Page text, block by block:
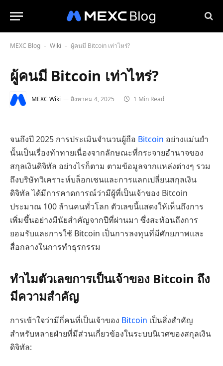
MEXC Blog - Wiki - ผู้คนมี Bitcoin เท่าไหร่?
ผู้คนมี Bitcoin เท่าไหร่?
MEXC Wiki สิงหาคม 4, 2025 1 Min Read
จนถึงปี 2025 การประเมินจำนวนผู้ถือ Bitcoin อย่างแม่นยำ
นั้นเป็นเรื่องท้าทายเนื่องจากลักษณะที่กระจายอำนาจของ
สกุลเงินดิจิทัล อย่างไรก็ตาม ตามข้อมูลจากแหล่งต่างๆ รวม
ถึงบริษัทวิเคราะห์บล็อกเชนและการแลกเปลี่ยนสกุลเงิน
ดิจิทัล ได้มีการคาดการณ์ว่ามีผู้ที่เป็นเจ้าของ Bitcoin
ประมาณ 100 ล้านคนทั่วโลก ตัวเลขนี้แสดงให้เห็นถึงการ
เพิ่มขึ้นอย่างมีนัยสำคัญจากปีที่ผ่านมา ซึ่งสะท้อนถึงการ
ยอมรับและการใช้ Bitcoin เป็นการลงทุนที่มีศักยภาพและ
สื่อกลางในการทำธุรกรรม
ทำไมตัวเลขการเป็นเจ้าของ Bitcoin ถึง
มีความสำคัญ
การเข้าใจว่ามีกี่คนที่เป็นเจ้าของ Bitcoin เป็นสิ่งสำคัญ
สำหรับหลายฝ่ายที่มีส่วนเกี่ยวข้องในระบบนิเวศของสกุลเงิน
ดิจิทัล: